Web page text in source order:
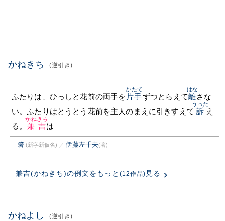
かねきち (逆引き)
ふたりは、ひっしと花前の両手を 片手
かたて
ずつとらえて離
はな
さな
い。ふたりはとうとう花前を主人のまえに引きすえて 訴
うった
え
る。 兼吉
かねきち
は
箸 (新字新仮名) ／ 伊藤左千夫(著)
兼吉(かねきち)の例文をもっと (12作品) 見る
かねよし (逆引き)